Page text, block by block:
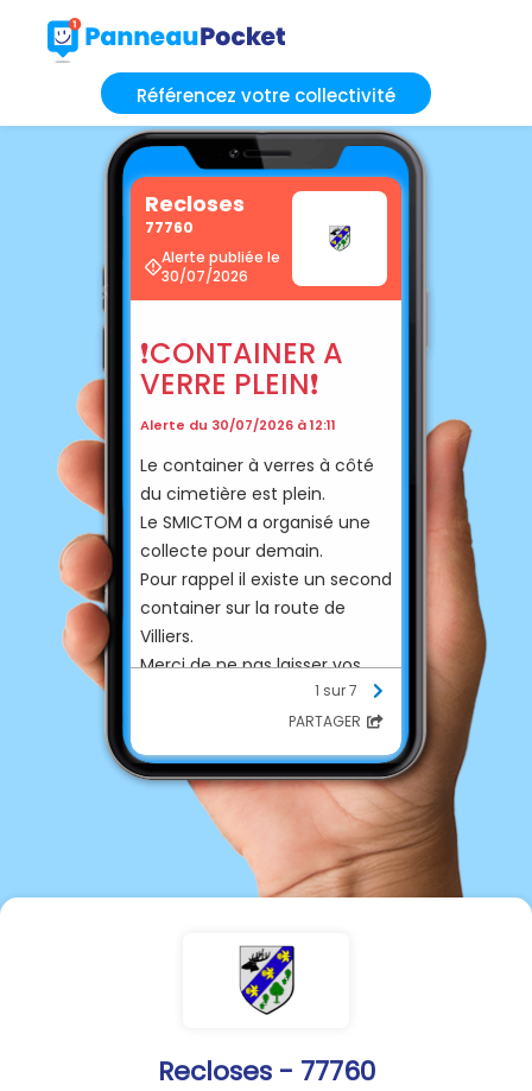
Référencez votre collectivité
Recloses - 77760
Recloses
77760
Alerte publiée le
30/07/2026
❗️CONTAINER A
VERRE PLEIN❗️
Alerte du 30/07/2026 à 12:11
Le container à verres à côté
du cimetière est plein.
Le SMICTOM a organisé une
collecte pour demain.
Pour rappel il existe un second
container sur la route de
Villiers.
Merci de ne pas laisser vos
bouteilles vides sur place
comme certains l’ont déjà
fait…🙏
1 sur 7
PARTAGER